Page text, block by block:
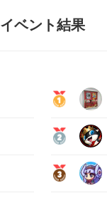
イベント結果